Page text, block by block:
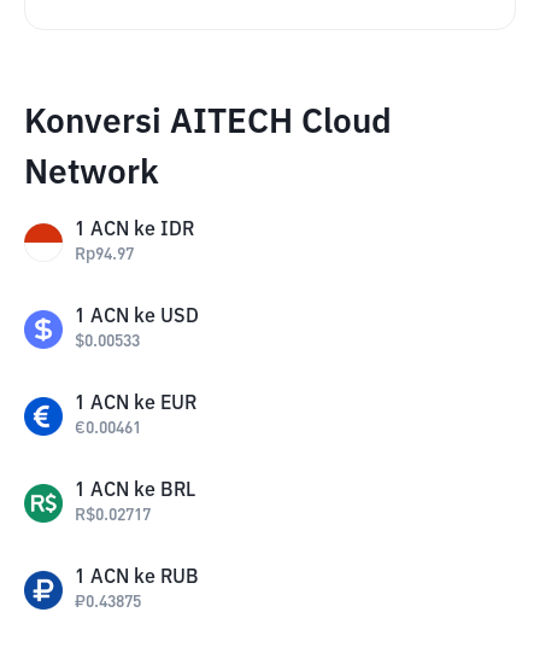
Konversi AITECH Cloud
Network
1 ACN ke IDR
Rp94.97
1 ACN ke USD
$0.00533
1 ACN ke EUR
€0.00461
1 ACN ke BRL
R$0.02717
1 ACN ke RUB
₽0.43875